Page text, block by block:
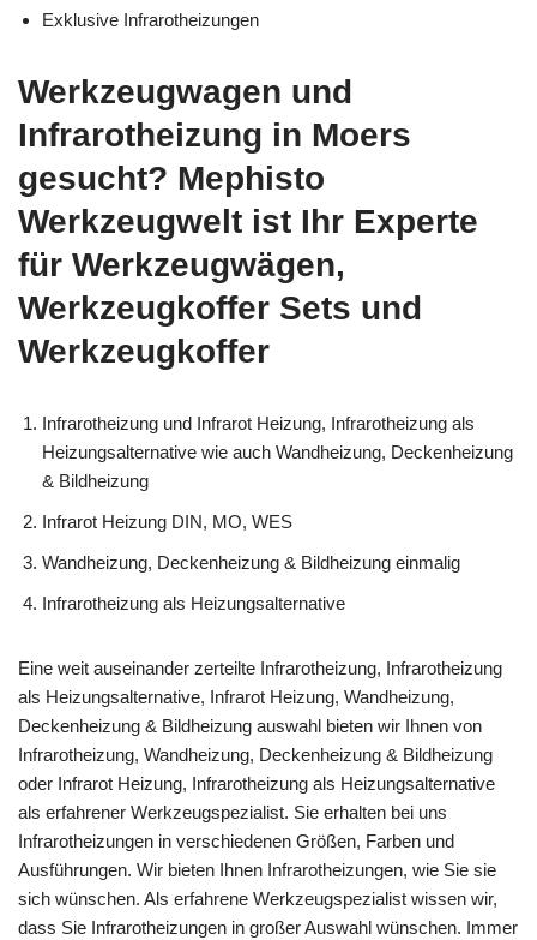
Exklusive Infrarotheizungen
Werkzeugwagen und
Infrarotheizung in Moers
gesucht? Mephisto
Werkzeugwelt ist Ihr Experte
für Werkzeugwägen,
Werkzeugkoffer Sets und
Werkzeugkoffer
Infrarotheizung und Infrarot Heizung, Infrarotheizung als
Heizungsalternative wie auch Wandheizung, Deckenheizung
& Bildheizung
Infrarot Heizung DIN, MO, WES
Wandheizung, Deckenheizung & Bildheizung einmalig
Infrarotheizung als Heizungsalternative
Eine weit auseinander zerteilte Infrarotheizung, Infrarotheizung
als Heizungsalternative, Infrarot Heizung, Wandheizung,
Deckenheizung & Bildheizung auswahl bieten wir Ihnen von
Infrarotheizung, Wandheizung, Deckenheizung & Bildheizung
oder Infrarot Heizung, Infrarotheizung als Heizungsalternative
als erfahrener Werkzeugspezialist. Sie erhalten bei uns
Infrarotheizungen in verschiedenen Größen, Farben und
Ausführungen. Wir bieten Ihnen Infrarotheizungen, wie Sie sie
sich wünschen. Als erfahrene Werkzeugspezialist wissen wir,
dass Sie Infrarotheizungen in großer Auswahl wünschen. Immer